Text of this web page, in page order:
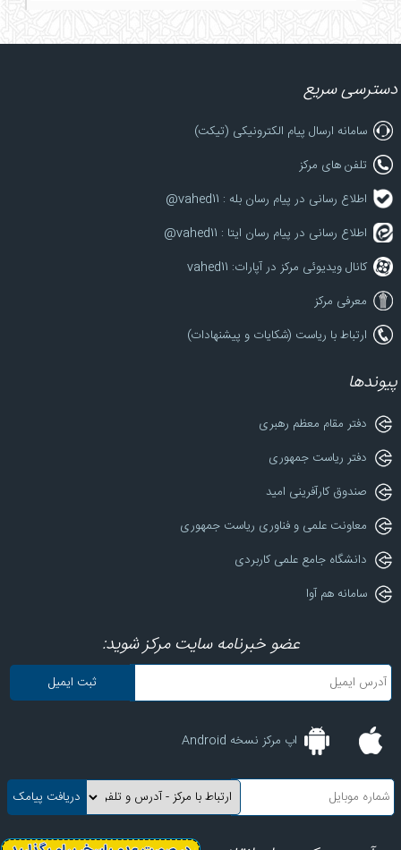
دسترسی سریع
سامانه ارسال پیام الکترونیکی (تیکت)
تلفن های مرکز
اطلاع رسانی در پیام رسان بله : vahed11@
اطلاع رسانی در پیام رسان ایتا : vahed11@
کانال ویدیوئی مرکز در آپارات: vahed11
معرفی مرکز
ارتباط با ریاست (شکایات و پیشنهادات)
پیوندها
دفتر مقام معظم رهبری
دفتر ریاست جمهوری
صندوق کارآفرینی امید
معاونت علمی و فناوری ریاست جمهوری
دانشگاه جامع علمی کاربردی
سامانه هم آوا
عضو خبرنامه سایت مرکز شوید:
اپ مرکز نسخه Android